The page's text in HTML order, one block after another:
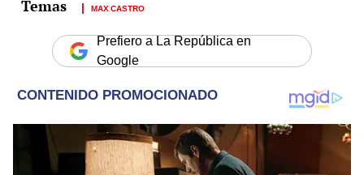
MAX CASTRO
Prefiero a La República en
Google